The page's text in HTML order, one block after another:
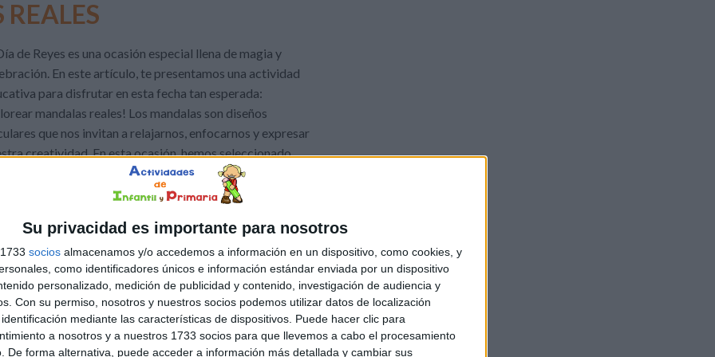
Su privacidad es importante para nosotros
socios almacenamos y/o accedemos a información en un dispositivo, como cookies, y
como identificadores únicos e información estándar enviada por un dispositivo
personalizado, medición de publicidad y contenido, investigación de audiencia y
Con su permiso, nosotros y nuestros socios podemos utilizar datos de localización
mediante las características de dispositivos. Puede hacer clic para
a nosotros y a nuestros 1733 socios para que llevemos a cabo el procesamiento
De forma alternativa, puede acceder a información más detallada y cambiar sus
de Reyes es una ocasión especial llena de magia y
En este artículo, te presentamos una actividad
para disfrutar en esta fecha tan esperada:
mandalas reales! Los mandalas son diseños
que nos invitan a relajarnos, enfocarnos y expresar
creatividad. En esta ocasión, hemos seleccionado
actividad, actividad creativa ,alegría,amigos,armonía,artículo,
,Color,colorear,concentración,conexión,creatividad,
especial,generosidad,información, interés,invitación,
,mundo de color,mundo de colorÇ ,paciencia ,práctica,
,solidaridad, terapéutica ,todas las edades,tradición,